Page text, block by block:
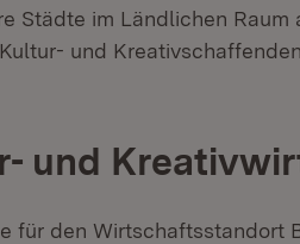
Städte im Ländlichen Raum
und
und
für den Wirtschaftsstandort